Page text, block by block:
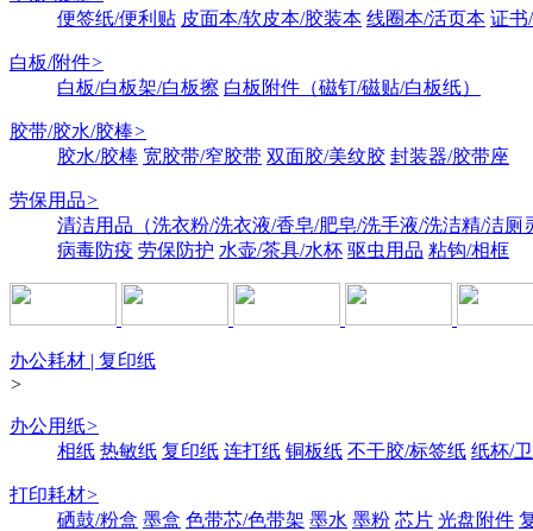
便签纸/便利贴 皮面本/软皮本/胶装本 线圈本/活页本 证书
白板/附件>
白板/白板架/白板擦 白板附件（磁钉/磁贴/白板纸）
胶带/胶水/胶棒>
胶水/胶棒 宽胶带/窄胶带 双面胶/美纹胶 封装器/胶带座
劳保用品>
清洁用品（洗衣粉/洗衣液/香皂/肥皂/洗手液/洗洁精/洁厕
病毒防疫 劳保防护 水壶/茶具/水杯 驱虫用品 粘钩/相框
办公耗材 | 复印纸
>
办公用纸>
相纸 热敏纸 复印纸 连打纸 铜板纸 不干胶/标签纸 纸杯/
打印耗材>
硒鼓/粉盒 墨盒 色带芯/色带架 墨水 墨粉 芯片 光盘附件